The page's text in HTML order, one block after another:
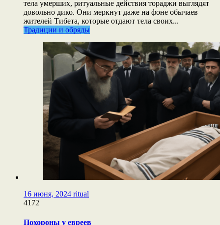
тела умерших, ритуальные действия тораджи выглядят
довольно дико. Они меркнут даже на фоне обычаев
жителей Тибета, которые отдают тела своих...
Традиции и обряды
16 июня, 2024 ritual
4172
Похороны у евреев